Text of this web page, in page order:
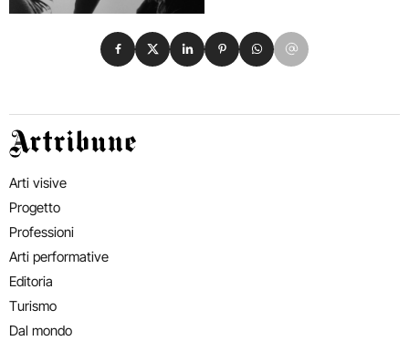
Condividi su Facebook
Condividi su X
Condividi su LinkedIn
Condividi su Pinterest
Condividi su WhatsApp
Condividi su Email
Artribune
Arti visive
Progetto
Professioni
Arti performative
Editoria
Turismo
Dal mondo